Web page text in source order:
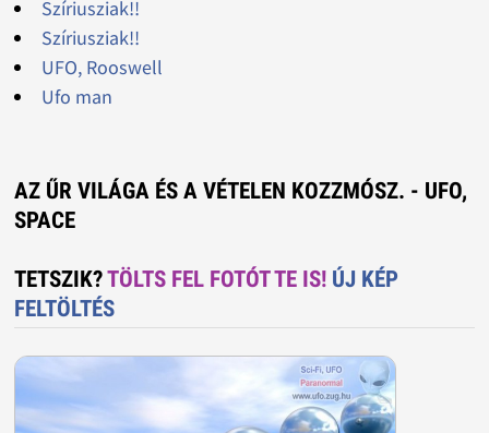
Szíriusziak!!
Szíriusziak!!
UFO, Rooswell
Ufo man
AZ ŰR VILÁGA ÉS A VÉTELEN KOZZMÓSZ. - UFO,
SPACE
TETSZIK?TÖLTS FEL FOTÓT TE IS! ÚJ KÉP
FELTÖLTÉS